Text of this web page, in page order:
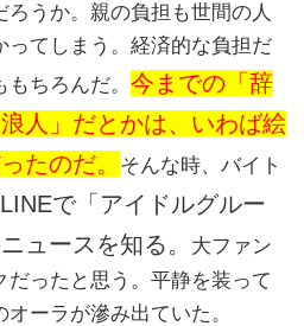
ろうか。親の負担も世間の人
ってしまう。経済的な負担だ
もちろんだ。今までの「辞
人」だとかは、いわば絵
たのだ。
そんな時、バイト
で「アイドルグルー
ュースを知る。
大ファン
だったと思う。平静を装って
ーラが滲み出ていた。